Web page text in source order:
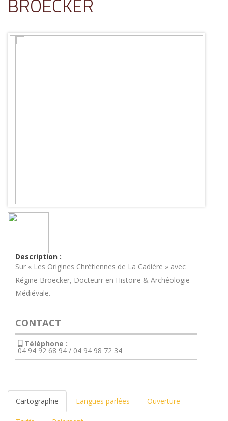
Description :
Sur « Les Origines Chrétiennes de La Cadière » avec
Régine Broecker, Docteurr en Histoire & Archéologie
Médiévale.
CONTACT
Téléphone :
04 94 92 68 94 / 04 94 98 72 34
Cartographie Langues parlées Ouverture